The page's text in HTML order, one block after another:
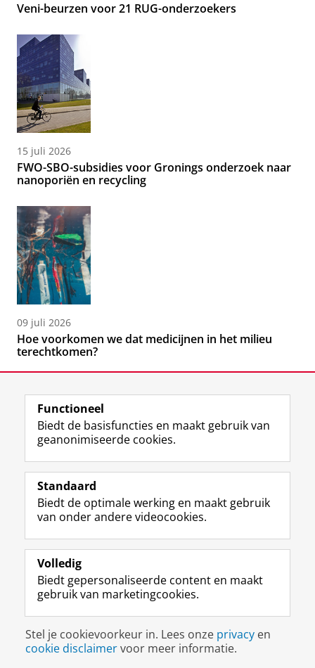
Veni-beurzen voor 21 RUG-onderzoekers
15 juli 2026
FWO-SBO-subsidies voor Gronings onderzoek naar
nanoporiën en recycling
09 juli 2026
Hoe voorkomen we dat medicijnen in het milieu
terechtkomen?
Volg de RUG
F
a
e
b
o
p
a
i
n
a
L
i
k
e
I
-
p
g
i
n
R
S
-
f
e
R
k
s
u
I
n
t
r
m
c
c
o
Y
o
T
e
k
a
a
Studiekiezers
Alumni
Over ons
Disclaimer & Copyright
Inloggen
Functioneel
Biedt de basisfuncties en maakt gebruik van
geanonimiseerde cookies.
Standaard
Biedt de optimale werking en maakt gebruik
van onder andere videocookies.
Volledig
Biedt gepersonaliseerde content en maakt
gebruik van marketingcookies.
Stel je cookievoorkeur in. Lees onze privacy en
cookie disclaimervoor meer informatie.